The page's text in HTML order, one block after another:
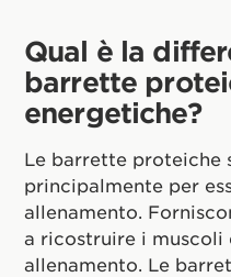
Qual è la
barrette
energetiche?
Le barrette proteiche
principalmente per
allenamento.
a ricostruire i muscoli
allenamento. Le